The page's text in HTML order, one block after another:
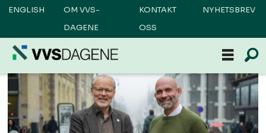
ENGLISH
OM VVS-
DAGENE
KONTAKT
OSS
NYHETSBREV
Tag:
vke